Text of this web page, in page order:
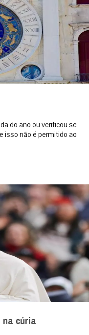
do ano ou verificou se
isso não é permitido ao
cúria